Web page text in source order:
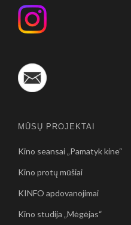
MŪSŲ PROJEKTAI
Kino seansai „Pamatyk kine“
Kino protų mūšiai
KINFO apdovanojimai
Kino studija „Mėgėjas“